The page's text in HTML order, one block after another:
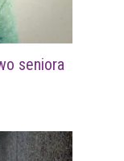
seniora